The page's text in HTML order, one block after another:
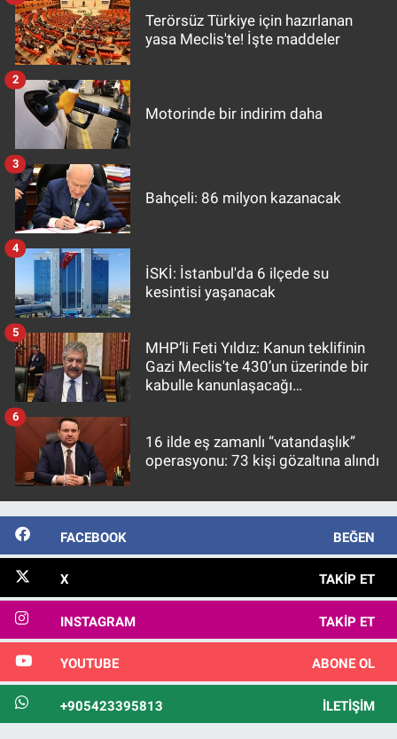
Terörsüz Türkiye için hazırlanan
yasa Meclis'te! İşte maddeler
Motorinde bir indirim daha
2
Bahçeli: 86 milyon kazanacak
3
İSKİ: İstanbul'da 6 ilçede su
kesintisi yaşanacak
4
MHP’li Feti Yıldız: Kanun teklifinin
Gazi Meclis'te 430’un üzerinde bir
kabulle kanunlaşacağı
5
16 ilde eş zamanlı “vatandaşlık”
operasyonu: 73 kişi gözaltına alındı
6
FACEBOOK BEĞEN
X TAKIP ET
INSTAGRAM TAKIP ET
YOUTUBE ABONE OL
+905423395813 İLETIŞIM